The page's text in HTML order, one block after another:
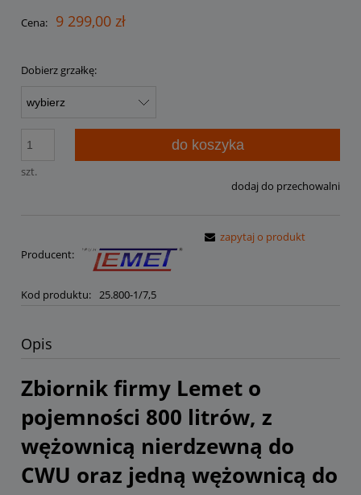
Cena: 9 299,00 zł
Dobierz grzałkę:
szt.
do koszyka
dodaj do przechowalni
Producent:
Kod produktu: 25.800-1/7,5
zapytaj o produkt
Opis
Zbiornik firmy Lemet o
pojemności 800 litrów, z
wężownicą nierdzewną do
CWU oraz jedną wężownicą do